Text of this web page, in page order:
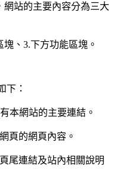
站的主要內容分為三大
、3.下方功能區塊。
下：
本網站的主要連結。
頁的網頁內容。
尾連結及站內相關說明